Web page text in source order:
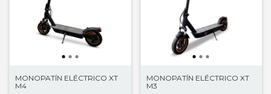
MONOPATÍN ELÉCTRICO XT
M4
MONOPATÍN ELÉCTRICO XT
M3